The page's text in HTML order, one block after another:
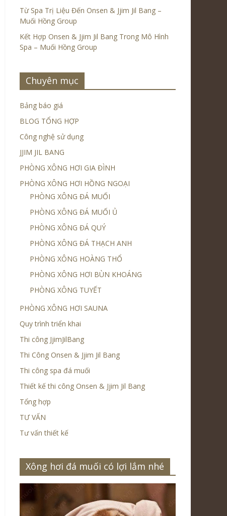
Từ Spa Trị Liệu Đến Onsen & Jjim Jil Bang –
Muối Hồng Group
Kết Hợp Onsen & Jjim Jil Bang Trong Mô Hình
Spa – Muối Hồng Group
Chuyên mục
Bảng báo giá
BLOG TỔNG HỢP
Công nghệ sử dụng
JJIM JIL BANG
PHÒNG XÔNG HƠI GIA ĐÌNH
PHÒNG XÔNG HƠI HỒNG NGOẠI
PHÒNG XÔNG ĐÁ MUỐI
PHÒNG XÔNG ĐÁ MUỐI Ủ
PHÒNG XÔNG ĐÁ QUÝ
PHÒNG XÔNG ĐÁ THẠCH ANH
PHÒNG XÔNG HOÀNG THỔ
PHÒNG XÔNG HƠI BÙN KHOÁNG
PHÒNG XÔNG TUYẾT
PHÒNG XÔNG HƠI SAUNA
Quy trình triển khai
Thi công JjimJilBang
Thi Công Onsen & Jjim Jil Bang
Thi công spa đá muối
Thiết kế thi công Onsen & Jjim Jil Bang
Tổng hợp
TƯ VẤN
Tư vấn thiết kế
Xông hơi đá muối có lợi lắm nhé